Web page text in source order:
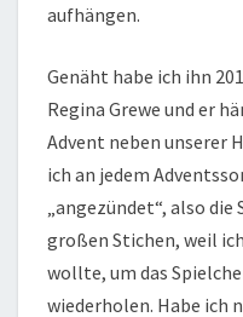
aufhängen.
Genäht habe ich ihn
Regina Grewe und er
Advent neben unserer
ich an jedem
„angezündet“, also
großen Stichen, weil
wollte, um das
wiederholen. Habe ich